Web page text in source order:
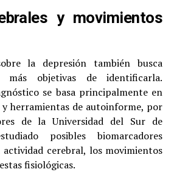
y movimientos
la depresión también busca
más objetivas de identificarla.
se basa principalmente en
herramientas de autoinforme, por
de la Universidad del Sur de
posibles biomarcadores
cerebral, los movimientos
fisiológicas.